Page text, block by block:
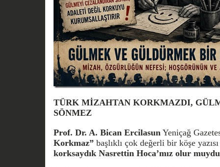
TÜRK MİZAHTAN KORKMAZDI,
SÖNMEZ
Prof. Dr. A. Bican Ercilasun Yeniçağ
Korkmaz”başlıklı çok değerli bir köşe
korksaydık Nasrettin Hoca’mız olur